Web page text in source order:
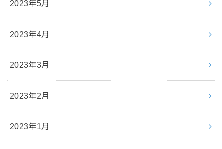
2023年5月
2023年4月
2023年3月
2023年2月
2023年1月